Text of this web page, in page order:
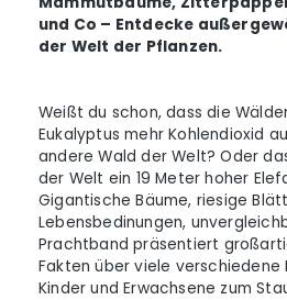
und Co – Entdecke
der Welt der Pflanzen.
Weißt du schon, dass die
Eukalyptus mehr Kohlendioxid
andere Wald der Welt? Oder
der Welt ein 19 Meter hoher
Gigantische Bäume, riesige
Lebensbedinungen,
Prachtband präsentiert
Fakten über viele verschiedene
Kinder und Erwachsene zum